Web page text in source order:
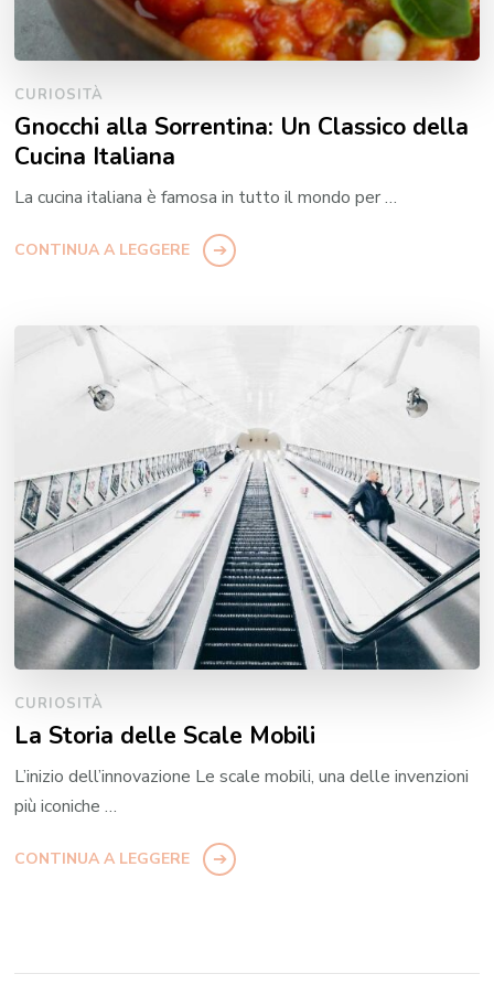
CURIOSITÀ
Gnocchi alla Sorrentina: Un Classico della
Cucina Italiana
La cucina italiana è famosa in tutto il mondo per …
CONTINUA A LEGGERE
CURIOSITÀ
La Storia delle Scale Mobili
L’inizio dell’innovazione Le scale mobili, una delle invenzioni
più iconiche …
CONTINUA A LEGGERE